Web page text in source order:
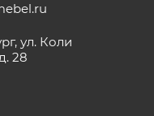
ул. Коли
28